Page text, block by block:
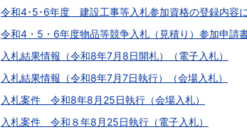
令和4･5･6年度 建設工事等入札参加資格の登録内容
令和4・5・6年度物品等競争入札（見積り）参加申請
入札結果情報（令和8年7月8日開札）（電子入札）
入札結果情報（令和8年7月7日執行）（会場入札）
入札案件 令和8年8月25日執行（会場入札）
入札案件 令和８年8月25日執行（電子入札）